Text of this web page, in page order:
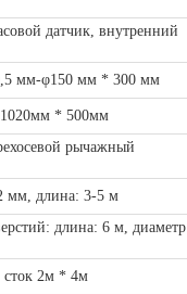
датчик, внутренний
мм-φ150 мм * 300 мм
1020мм * 500мм
рычажный
мм, длина: 3-5 м
длина: 6 м, диаметр
сток 2м * 4м